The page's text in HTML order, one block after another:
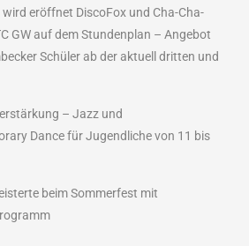
eröffnet DiscoFox und Cha-Cha-
GW auf dem Stundenplan – Angebot
Schüler ab der aktuell dritten und
– Jazz und
Dance für Jugendliche von 11 bis
beim Sommerfest mit